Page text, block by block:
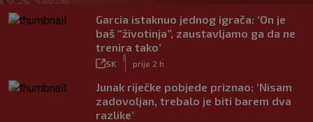
Garcia istaknuo jednog igrača: ‘On je
baš “životinja”, zaustavljamo ga da ne
trenira tako’
SK prije 2 h
Junak riječke pobjede priznao: ‘Nisam
zadovoljan, trebalo je biti barem dva
razlike’